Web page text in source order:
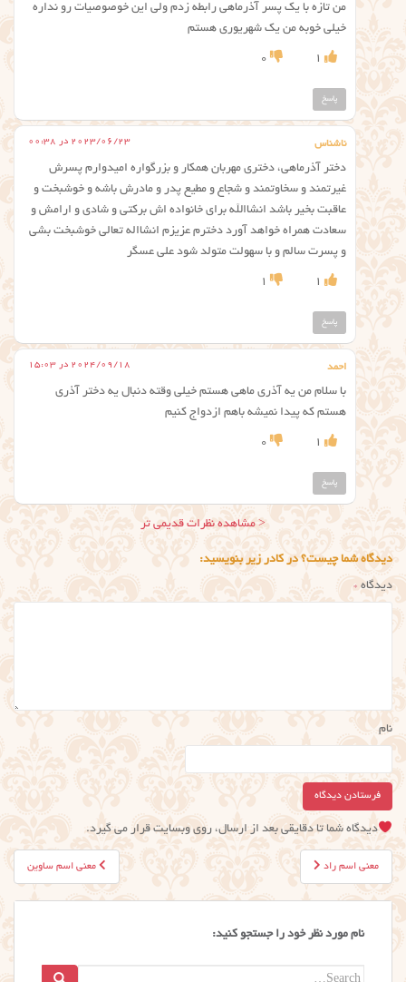
من تازه با یک پسر آذرماهی رابطه زدم ولی این خوصوصیات رو نداره
خیلی خوبه من یک شهریوری هستم
1
0
پاسخ
ناشناس 2023/06/23 در 00:38
دختر آذرماهی، دختری مهربان همکار و بزرگواره امیدوارم پسرش
غیرتمند و سخاوتمند و شجاع و مطیع پدر و مادرش باشه و خوشبخت و
عاقبت بخیر باشد انشاالله برای خانواده اش برکتی و شادی و ارامش و
سعادت همراه خواهد آورد دخترم عزیزم انشااله تعالی خوشبخت بشی
و پسرت سالم و با سهولت متولد شود علی عسگر
1
1
پاسخ
احمد 2024/09/18 در 15:03
با سلام من یه آذری ماهی هستم خیلی وقته دنبال یه دختر آذری
هستم که پیدا نمیشه باهم ازدواج کنیم
1
0
پاسخ
ناوبری
نظر
< مشاهده نظرات قدیمی تر
دیدگاه شما چیست؟ در کادر زیر بنویسید:
دیدگاه *
نام
دیدگاه شما تا دقایقی بعد از ارسال، روی وبسایت قرار می گیرد.
راهبری
نوشته
معنی اسم ساوین معنی اسم راد
نام مورد نظر خود را جستجو کنید:
Search